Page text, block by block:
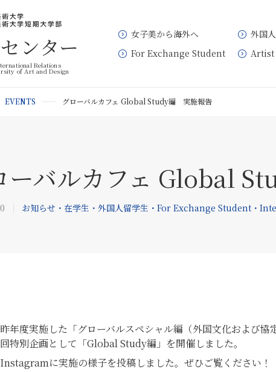
ンター
Relations
of Art and Design
女子美から海外へ 外国
For Exchange Student
Artist
EVENTS グローバルカフェ Global Study編 実施報告
ーバルカフェ Global
お知らせ・在学生・外国人留学生・For Exchange Student・
昨年度実施した「グローバルスペシャル編（外国文化および
回特別企画として「Global Study編」を開催しました。
Instagramに実施の様子を投稿しました。ぜひご覧ください！